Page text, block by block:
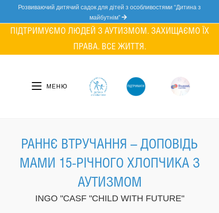
content
Розвиваючий дитячий садок для дітей з особливостями “Дитина з
майбутнім”
ПІДТРИМУЄМО ЛЮДЕЙ З АУТИЗМОМ. ЗАХИЩАЄМО ЇХ
ПРАВА. ВСЕ ЖИТТЯ.
МЕНЮ
РАННЄ ВТРУЧАННЯ – ДОПОВІДЬ
МАМИ 15-РІЧНОГО ХЛОПЧИКА З
АУТИЗМОМ
INGO "CASF "CHILD WITH FUTURE"